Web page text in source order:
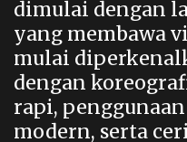
dimulai dengan
yang membawa
mulai
dengan
rapi,
modern, serta